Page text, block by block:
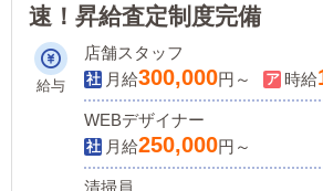
速！昇給査定制度完備
給与
店舗スタッフ
月給300,000円～ 時給
WEBデザイナー
月給250,000円～
清掃員